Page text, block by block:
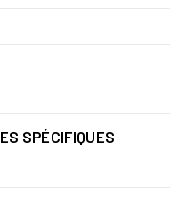
SPÉCIFIQUES